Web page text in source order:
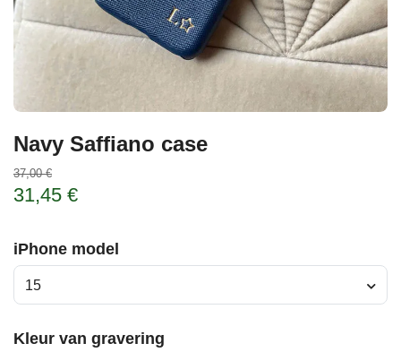
Navy Saffiano case
37,00 €
31,45 €
iPhone model
15
Kleur van gravering